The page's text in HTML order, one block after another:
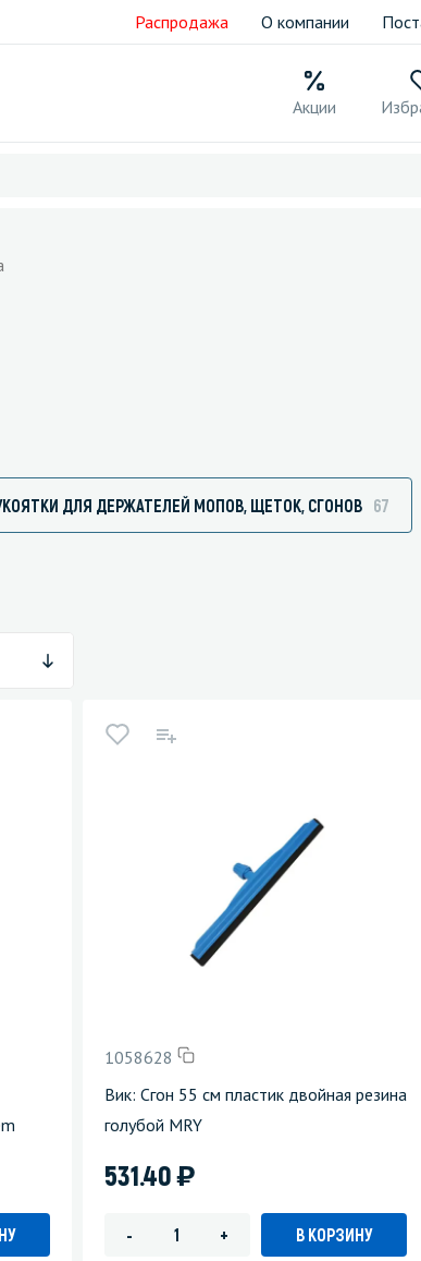
Распродажа О компании
Акции
мебели
Средства для очистки оборудования и грилей
ДЛЯ ДЕРЖАТЕЛЕЙ МОПОВ, ЩЕТОК, СГОНОВ 67
1058628
Вик: Сгон 55 см пластик двойная резина
голубой MRY
531.40)
- + В КОРЗИНУ